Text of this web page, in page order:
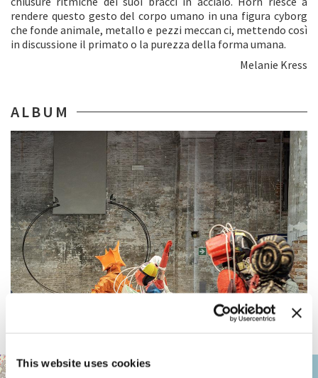
This website uses cookies
rendere questo gesto del corpo umano in una figura cyborg
che fonde animale, metallo e pezzi meccan ci, mettendo così
in discussione il primato o la purezza della forma umana.
Melanie Kress
ALBUM
ARSENALE